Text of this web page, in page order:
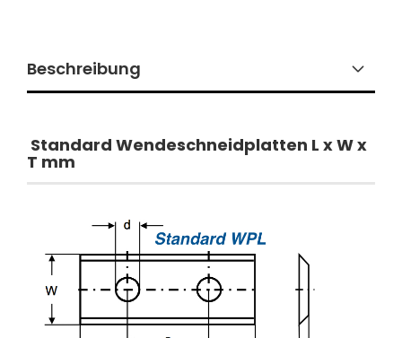
Beschreibung
Standard Wendeschneidplatten L x W x
T mm